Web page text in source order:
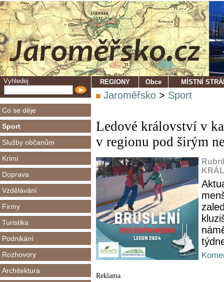
Vyhledej
Co se děje
Sport
Služby občanům
Krimi
Doprava
Vzdělávání
Firmy
Turistika
Podnikání
Rozhovory
Architektura
REGIONY Obce MÍSTNÍ
Jaroměřsko > Sport
Ledové království v
v regionu pod širým
Reklama